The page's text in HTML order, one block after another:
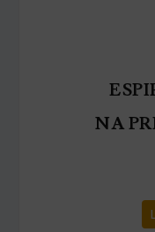
NA